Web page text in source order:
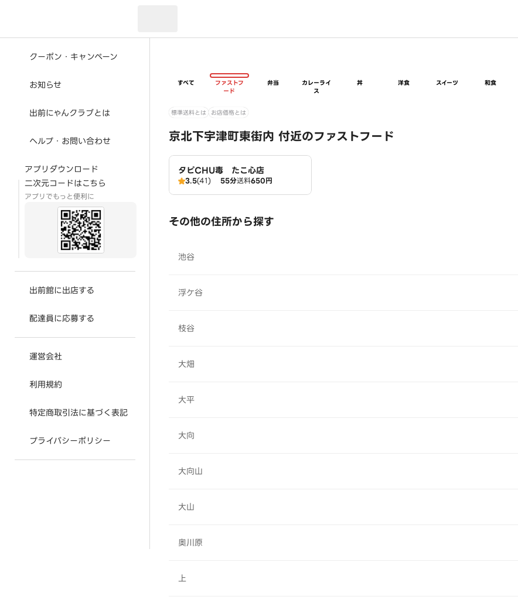
クーポン・キャンペーン
お知らせ
出前にゃんクラブとは
ヘルプ・お問い合わせ
アプリダウンロード
二次元コードはこちら
アプリでもっと便利に
出前館に出店する
配達員に応募する
運営会社
利用規約
特定商取引法に基づく表記
プライバシーポリシー
すべて
ファストフ
ード
弁当
カレーライ
ス
丼 洋食 スイーツ 和食
標準送料とは お店価格とは
京北下宇津町東街内 付近のファストフード
タピCHU毒 たこ心店
3.5(41) 55分送料650円
その他の住所から探す
池谷
浮ケ谷
枝谷
大畑
大平
大向
大向山
大山
奥川原
上